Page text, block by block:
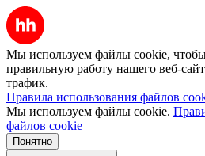
Мы используем файлы cookie, чтобы
правильную работу нашего веб-
трафик.
Правила использования файлов
Мы используем файлы cookie.
файлов cookie
Понятно